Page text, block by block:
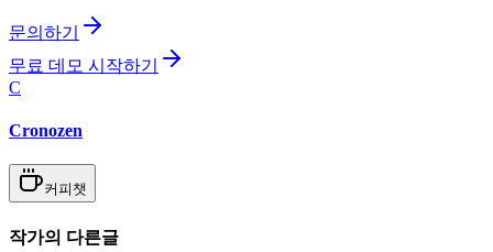
문의하기
무료 데모 시작하기
C
Cronozen
커피챗
작가의 다른글